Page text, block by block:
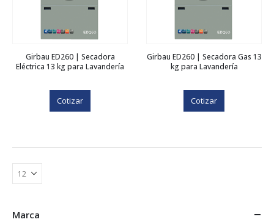
Girbau ED260 | Secadora
Eléctrica 13 kg para Lavandería
Cotizar
Girbau ED260 | Secadora Gas 13
kg para Lavandería
Cotizar
Marca